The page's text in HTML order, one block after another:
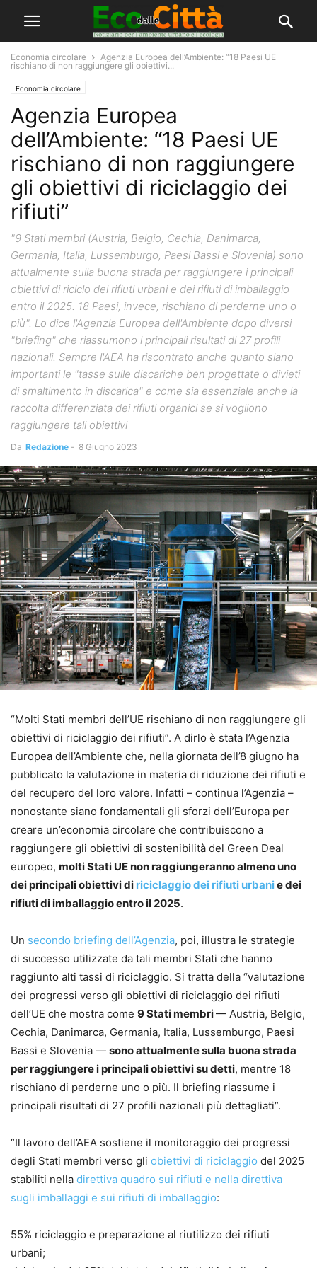
Economia circolare
Agenzia Europea dell’Ambiente: “18 Paesi UE
rischiano di non raggiungere gli obiettivi...
Economia circolare
Agenzia Europea
dell’Ambiente: “18 Paesi UE
rischiano di non raggiungere
gli obiettivi di riciclaggio dei
rifiuti”
"9 Stati membri (Austria, Belgio, Cechia, Danimarca,
Germania, Italia, Lussemburgo, Paesi Bassi e Slovenia) sono
attualmente sulla buona strada per raggiungere i principali
obiettivi di riciclo dei rifiuti urbani e dei rifiuti di imballaggio
entro il 2025. 18 Paesi, invece, rischiano di perderne uno o
più". Lo dice l'Agenzia Europea dell'Ambiente dopo diversi
"briefing" che riassumono i principali risultati di 27 profili
nazionali. Sempre l'AEA ha riscontrato anche quanto siano
importanti le "tasse sulle discariche ben progettate o divieti
di smaltimento in discarica" e come sia essenziale anche la
raccolta differenziata dei rifiuti organici se si vogliono
raggiungere tali obiettivi
Da Redazione - 8 Giugno 2023
“Molti Stati membri dell’UE rischiano di non raggiungere gli
obiettivi di riciclaggio dei rifiuti”. A dirlo è stata l’Agenzia
Europea dell’Ambiente che, nella giornata dell’8 giugno ha
pubblicato la valutazione in materia di riduzione dei rifiuti e
del recupero del loro valore. Infatti – continua l’Agenzia –
nonostante siano fondamentali gli sforzi dell’Europa per
creare un’economia circolare che contribuiscono a
raggiungere gli obiettivi di sostenibilità del Green Deal
europeo, molti Stati UE non raggiungeranno almeno uno
dei principali obiettivi di riciclaggio dei rifiuti urbanie dei
rifiuti di imballaggio entro il 2025.
Un secondo briefing dell’Agenzia, poi, illustra le strategie
di successo utilizzate da tali membri Stati che hanno
raggiunto alti tassi di riciclaggio. Si tratta della “valutazione
dei progressi verso gli obiettivi di riciclaggio dei rifiuti
dell’UE che mostra come 9 Stati membri— Austria, Belgio,
Cechia, Danimarca, Germania, Italia, Lussemburgo, Paesi
Bassi e Slovenia — sono attualmente sulla buona strada
per raggiungere i principali obiettivi su detti, mentre 18
rischiano di perderne uno o più. Il briefing riassume i
principali risultati di 27 profili nazionali più dettagliati”.
“Il lavoro dell’AEA sostiene il monitoraggio dei progressi
degli Stati membri verso gli obiettivi di riciclaggio del 2025
stabiliti nella direttiva quadro sui rifiuti e nella direttiva
sugli imballaggi e sui rifiuti di imballaggio:
55% riciclaggio e preparazione al riutilizzo dei rifiuti
urbani;